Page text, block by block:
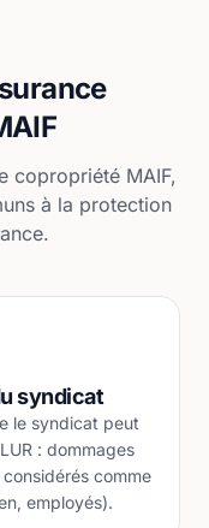
copropriété MAIF,
à la protection
syndicat
le syndicat peut
: dommages
comme
employés).